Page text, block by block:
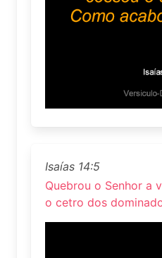
Isaías 14:5
Quebrou o Senhor a
o cetro dos